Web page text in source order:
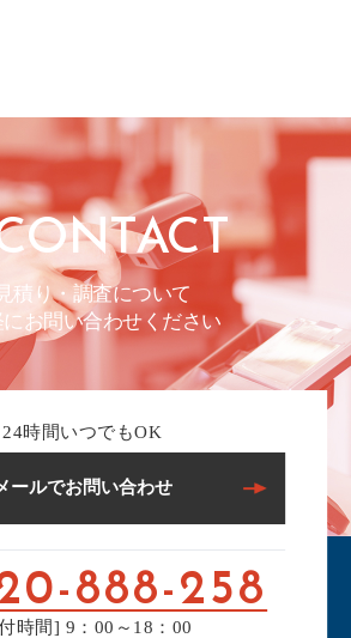
積り・調査について
にお問い合わせください
24時間いつでもOK
ールでお問い合わせ
888-258
時間] 9：00～18：00